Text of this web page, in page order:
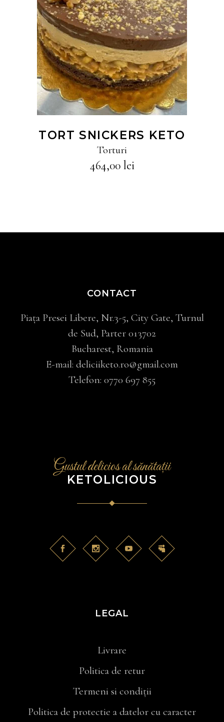
CITEȘTE MAI MULT
TORT SNICKERS KETO
Torturi
464,00 lei
CONTACT
Piața Presei Libere, Nr.3-5, City Gate, Turnul
de Sud, Parter 013702
Bucharest, Romania
E-mail: deliciiketo.ro@gmail.com
Telefon: 0770 697 855
Gustul delicios al sănătații
KETOLICIOUS
LEGAL
Livrare
Politica de retur
Termeni si condiții
Politica de protectie a datelor cu caracter